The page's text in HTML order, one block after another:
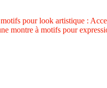
pour look artistique :
montre à motifs pour